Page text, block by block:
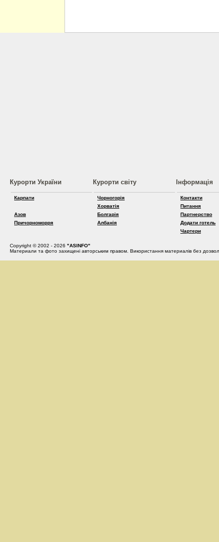
Курорти України
Карпати
Азов
Причорноморря
Курорти світу
Чорногорія
Хорватія
Болгарія
Албанія
Інформація
Контакти
Питання
Партнерство
Додати готель
Чартери
Copyright © 2002 - 2026 "ASINFO"
Материали та фото захищені авторським правом. Використання материалів без